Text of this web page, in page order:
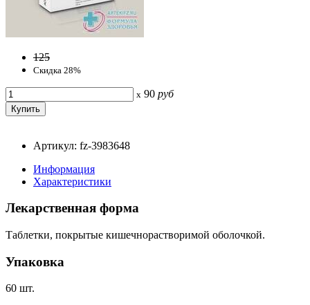
125
Скидка 28%
x 90 руб
Артикул: fz-3983648
Информация
Характеристики
Лекарственная форма
Таблетки, покрытые кишечнорастворимой оболочкой.
Упаковка
60 шт.